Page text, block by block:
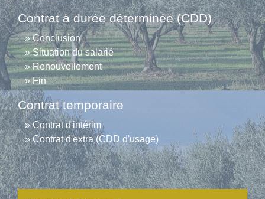
Contrat à durée déterminée (CDD)
Conclusion
Situation du salarié
Renouvellement
Fin
Contrat temporaire
Contrat d'intérim
Contrat d'extra (CDD d'usage)